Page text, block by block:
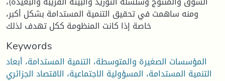
ومنه ساهمت في تحقيق التنمية المستدامة بشكل أكبر،
خاصة إذا كانت المنظومة ككل تهدف لذلك
Keywords
المؤسسات الصغيرة والمتوسطة، التنمية المستدامة، أبعاد
التنمية المستدامة، المسؤولية الاجتماعية، الاقتصاد الجزائري